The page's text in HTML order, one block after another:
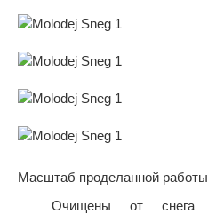
Масштаб проделанной работы
Очищены от снега